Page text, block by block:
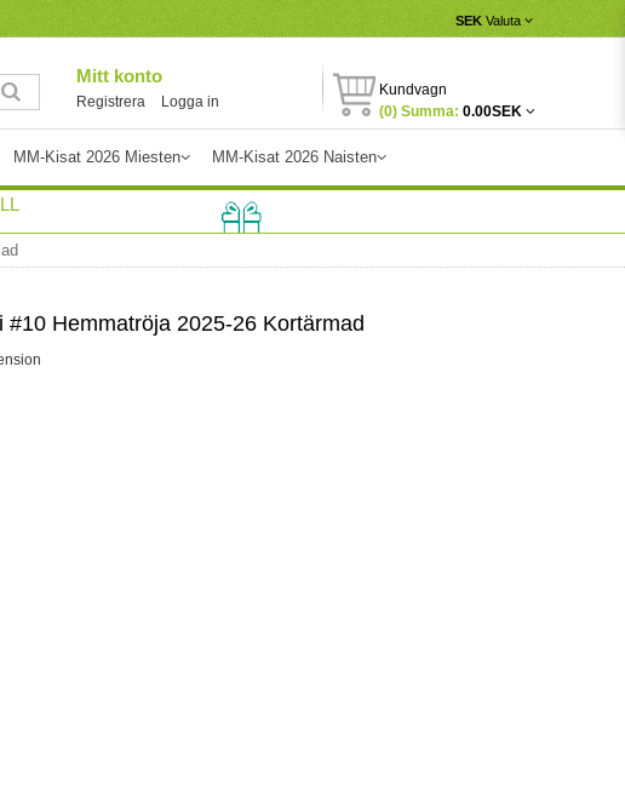
SEK Valuta
Mitt konto
Registrera Logga in
Kundvagn
(0) Summa: 0.00SEK
MM-Kisat 2026 Miesten MM-Kisat 2026 Naisten
Hemmatröja 2025-26 Kortärmad